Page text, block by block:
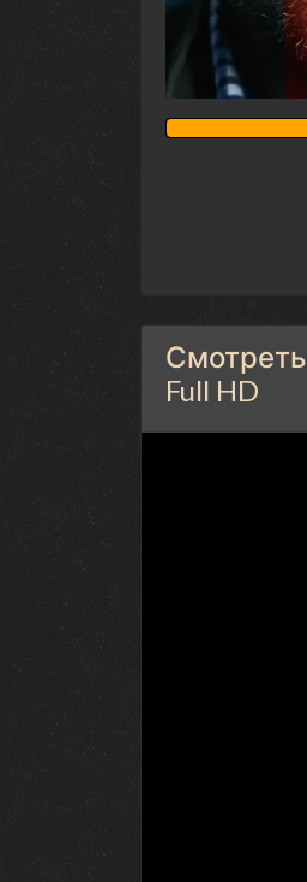
Full HD